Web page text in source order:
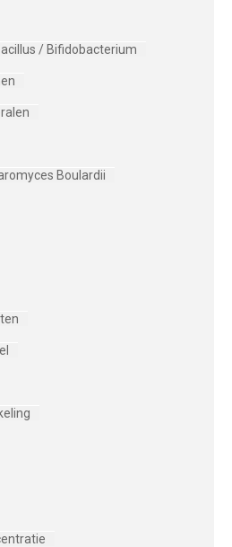
/ Bifidobacterium
Boulardii